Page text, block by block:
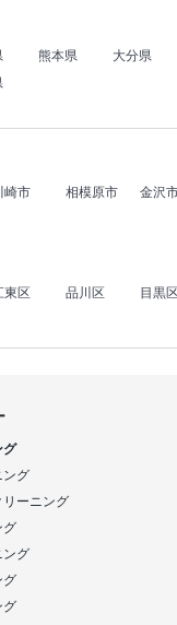
熊本県
大分県
崎市 相模原市 金沢
東区 品川区 目黒区
グ
ング
ーニング
グ
ング
グ
グ